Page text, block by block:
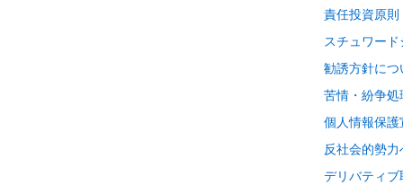
責任投資原則
スチュワー
勧誘方針につ
苦情・紛争
個人情報保護
反社会的勢
デリバティ